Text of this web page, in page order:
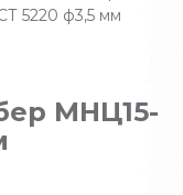
5220 ф3,5 мм
МНЦ15-